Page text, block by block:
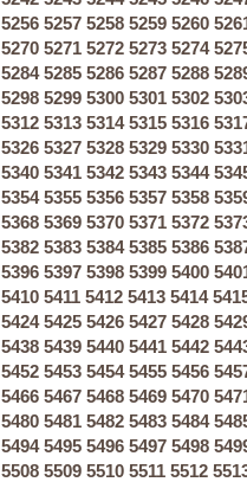
5256 5257 5258 5259 5260
5270 5271 5272 5273 5274
5284 5285 5286 5287 5288
5298 5299 5300 5301 5302
5312 5313 5314 5315 5316
5326 5327 5328 5329 5330
5340 5341 5342 5343 5344
5354 5355 5356 5357 5358
5368 5369 5370 5371 5372
5382 5383 5384 5385 5386
5396 5397 5398 5399 5400
5410 5411 5412 5413 5414
5424 5425 5426 5427 5428
5438 5439 5440 5441 5442
5452 5453 5454 5455 5456
5466 5467 5468 5469 5470
5480 5481 5482 5483 5484
5494 5495 5496 5497 5498
5508 5509 5510 5511 5512